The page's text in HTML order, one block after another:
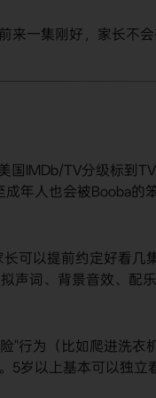
来一集刚好，家长不会
国IMDb/TV分级标到
年人也会被Booba的
可以提前约定好看几
词、背景音效、配乐
"行为（比如爬进洗衣
5岁以上基本可以独立